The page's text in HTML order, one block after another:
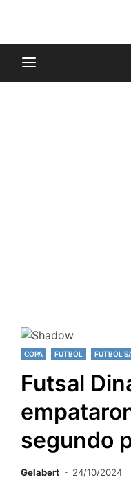
COPA FUTBOL FUTBOL
Futsal
segundo
Gelabert 24/10/2024